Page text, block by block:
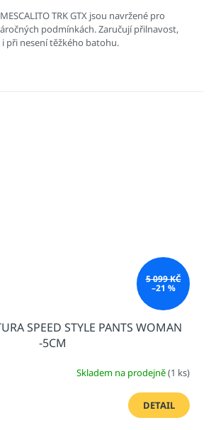
TRK GTX jsou navržené pro
podmínkách. Zaručují přilnavost,
při nesení těžkého batohu.
5 099 KČ
–21 %
SPEED STYLE PANTS WOMAN
-5CM
Skladem na prodejně(1 ks)
DETAIL